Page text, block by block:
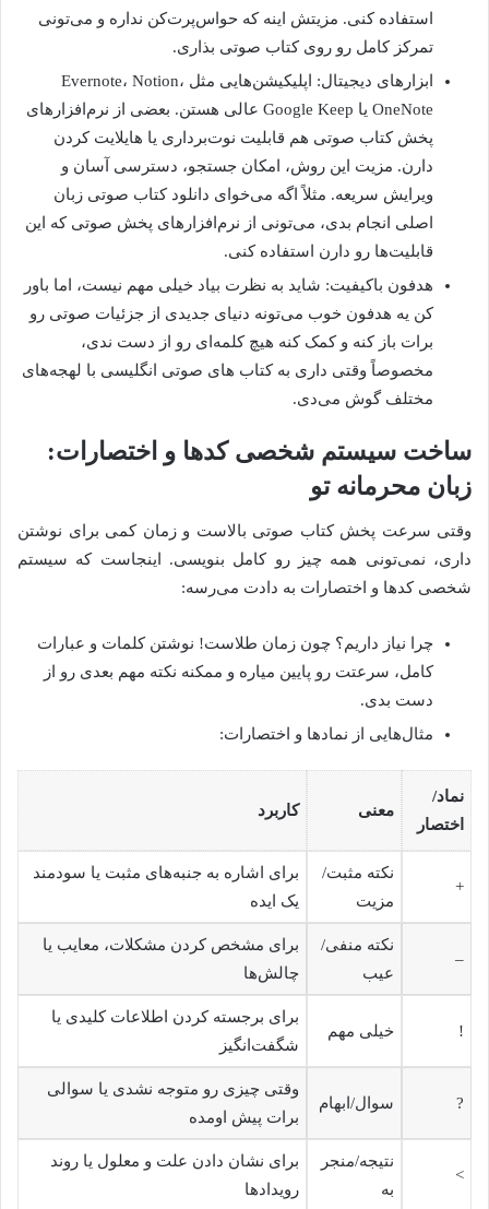
استفاده کنی. مزیتش اینه که حواس‌پرت‌کن نداره و می‌تونی
تمرکز کامل رو روی کتاب صوتی بذاری.
ابزارهای دیجیتال: اپلیکیشن‌هایی مثل Evernote، Notion،
OneNote یا Google Keep عالی هستن. بعضی از نرم‌افزارهای
پخش کتاب صوتی هم قابلیت نوت‌برداری یا هایلایت کردن
دارن. مزیت این روش، امکان جستجو، دسترسی آسان و
ویرایش سریعه. مثلاً اگه می‌خوای دانلود کتاب صوتی زبان
اصلی انجام بدی، می‌تونی از نرم‌افزارهای پخش صوتی که این
قابلیت‌ها رو دارن استفاده کنی.
هدفون باکیفیت: شاید به نظرت بیاد خیلی مهم نیست، اما باور
کن یه هدفون خوب می‌تونه دنیای جدیدی از جزئیات صوتی رو
برات باز کنه و کمک کنه هیچ کلمه‌ای رو از دست ندی،
مخصوصاً وقتی داری به کتاب های صوتی انگلیسی با لهجه‌های
مختلف گوش می‌دی.
ساخت سیستم شخصی کدها و اختصارات:
زبان محرمانه تو
وقتی سرعت پخش کتاب صوتی بالاست و زمان کمی برای نوشتن
داری، نمی‌تونی همه چیز رو کامل بنویسی. اینجاست که سیستم
شخصی کدها و اختصارات به دادت می‌رسه:
چرا نیاز داریم؟ چون زمان طلاست! نوشتن کلمات و عبارات
کامل، سرعتت رو پایین میاره و ممکنه نکته مهم بعدی رو از
دست بدی.
مثال‌هایی از نمادها و اختصارات:
نماد/
اختصار
معنی کاربرد
+
نکته مثبت/
مزیت
برای اشاره به جنبه‌های مثبت یا سودمند
یک ایده
–
نکته منفی/
عیب
برای مشخص کردن مشکلات، معایب یا
چالش‌ها
! خیلی مهم
برای برجسته کردن اطلاعات کلیدی یا
شگفت‌انگیز
? سوال/ابهام
وقتی چیزی رو متوجه نشدی یا سوالی
برات پیش اومده
>
نتیجه/منجر
به
برای نشان دادن علت و معلول یا روند
رویدادها